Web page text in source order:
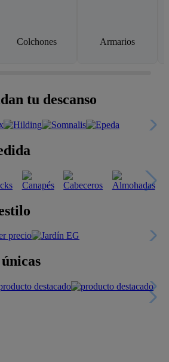
Colchones Armarios
tu descanso